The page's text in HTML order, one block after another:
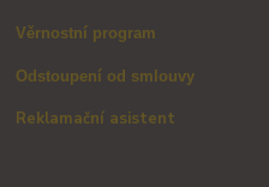
Věrnostní program
Odstoupení od smlouvy
Reklamační asistent